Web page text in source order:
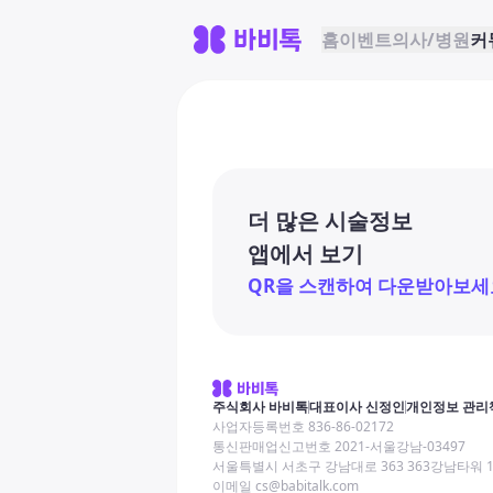
홈이벤트의사/병원커
더 많은 시술정보
앱에서 보기
QR을 스캔하여 다운받아보세
주식회사 바비톡대표이사 신정인개인정보 관리
사업자등록번호 836-86-02172
통신판매업신고번호 2021-서울강남-03497
서울특별시 서초구 강남대로 363 363강남타워
이메일 cs@babitalk.com